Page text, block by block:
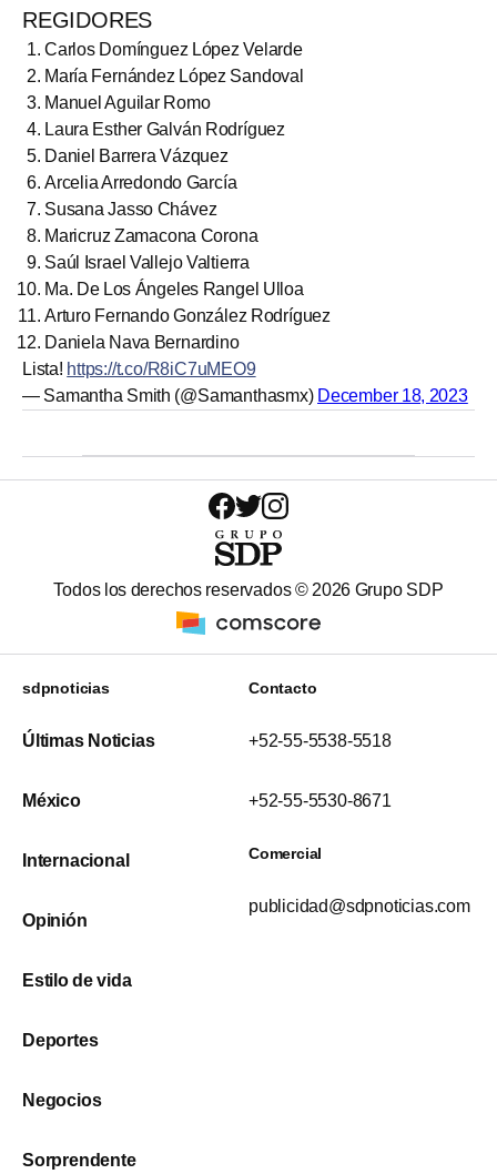
REGIDORES
Carlos Domínguez López Velarde
María Fernández López Sandoval
Manuel Aguilar Romo
Laura Esther Galván Rodríguez
Daniel Barrera Vázquez
Arcelia Arredondo García
Susana Jasso Chávez
Maricruz Zamacona Corona
Saúl Israel Vallejo Valtierra
Ma. De Los Ángeles Rangel Ulloa
Arturo Fernando González Rodríguez
Daniela Nava Bernardino
Lista! https://t.co/R8iC7uMEO9
— Samantha Smith (@Samanthasmx) December 18, 2023
Todos los derechos reservados © 2026 Grupo SDP
sdpnoticias
Últimas Noticias
México
Internacional
Opinión
Estilo de vida
Deportes
Negocios
Sorprendente
Contacto
+52-55-5538-5518
+52-55-5530-8671
Comercial
publicidad@sdpnoticias.com